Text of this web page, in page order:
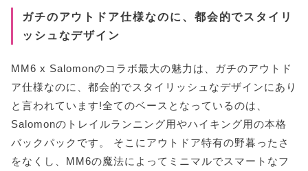
ガチのアウトドア仕様なのに、都会的でスタイリ
ッシュなデザイン
MM6 x Salomonのコラボ最大の魅力は、ガチのアウトド
ア仕様なのに、都会的でスタイリッシュなデザインにあり
と言われています!全てのベースとなっているのは、
Salomonのトレイルランニング用やハイキング用の本格
バックパックです。 そこにアウトドア特有の野暮ったさ
をなくし、MM6の魔法によってミニマルでスマートなフ